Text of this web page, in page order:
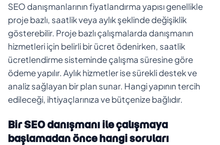
SEO danışmanlarının fiyatlandırma yapısı genellikle
proje bazlı, saatlik veya aylık şeklinde değişiklik
gösterebilir. Proje bazlı çalışmalarda danışmanın
hizmetleri için belirli bir ücret ödenirken, saatlik
ücretlendirme sisteminde çalışma süresine göre
ödeme yapılır. Aylık hizmetler ise sürekli destek ve
analiz sağlayan bir plan sunar. Hangi yapının tercih
edileceği, ihtiyaçlarınıza ve bütçenize bağlıdır.
Bir SEO danışmanı ile çalışmaya
başlamadan önce hangi soruları